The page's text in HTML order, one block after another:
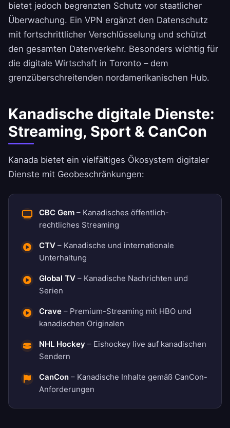
bietet jedoch begrenzten Schutz vor staatlicher
Überwachung. Ein VPN ergänzt den Datenschutz
mit fortschrittlicher Verschlüsselung und schützt
den gesamten Datenverkehr. Besonders wichtig für
die digitale Wirtschaft in Toronto – dem
grenzüberschreitenden nordamerikanischen Hub.
Kanadische digitale Dienste:
Streaming, Sport & CanCon
Kanada bietet ein vielfältiges Ökosystem digitaler
Dienste mit Geobeschränkungen:
CBC Gem – Kanadisches öffentlich-
rechtliches Streaming
CTV – Kanadische und internationale
Unterhaltung
Global TV – Kanadische Nachrichten und
Serien
Crave – Premium-Streaming mit HBO und
kanadischen Originalen
NHL Hockey – Eishockey live auf kanadischen
Sendern
CanCon – Kanadische Inhalte gemäß CanCon-
Anforderungen